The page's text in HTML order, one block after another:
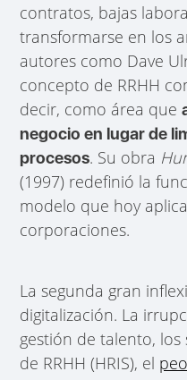
contratos, bajas
transformarse en los
autores como Dave
concepto de RRHH
decir, como área que
negocio en lugar de
procesos. Su obra
(1997) redefinió la
modelo que hoy
corporaciones.
La segunda gran
digitalización. La
gestión de talento,
de RRHH (HRIS), el